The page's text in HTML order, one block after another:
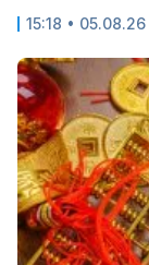
15:18 • 05.08.26